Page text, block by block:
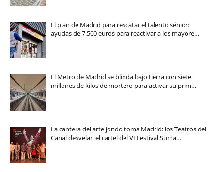
El plan de Madrid para rescatar el talento sénior:
ayudas de 7.500 euros para reactivar a los mayore…
El Metro de Madrid se blinda bajo tierra con siete
millones de kilos de mortero para activar su prim…
La cantera del arte jondo toma Madrid: los Teatros del
Canal desvelan el cartel del VI Festival Suma…